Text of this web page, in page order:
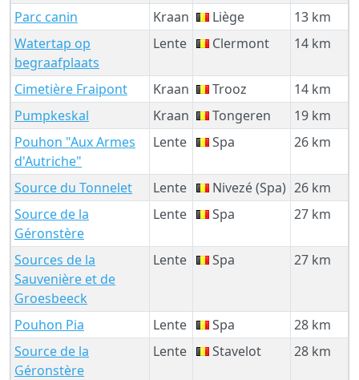
Parc canin Kraan Liège
13 km
Watertap op
begraafplaats
Lente Clermont 14 km
Cimetière Fraipont Kraan Trooz
14 km
Pumpkeskal
Kraan Tongeren
19 km
Pouhon "Aux Armes
d'Autriche"
Lente Spa 26 km
Source du Tonnelet Lente Nivezé (Spa) 26 km
Source de la
Géronstère
Lente Spa 27 km
Sources de la
Sauvenière et de
Groesbeeck
Lente Spa 27 km
Pouhon Pia Lente Spa
28 km
Source de la
Géronstère
Lente Stavelot 28 km